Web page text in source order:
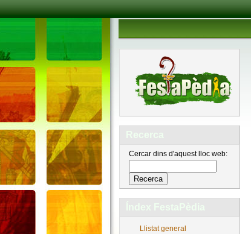
Recerca
Cercar dins d'aquest lloc web:
Índex FestaPèdia
Llistat general